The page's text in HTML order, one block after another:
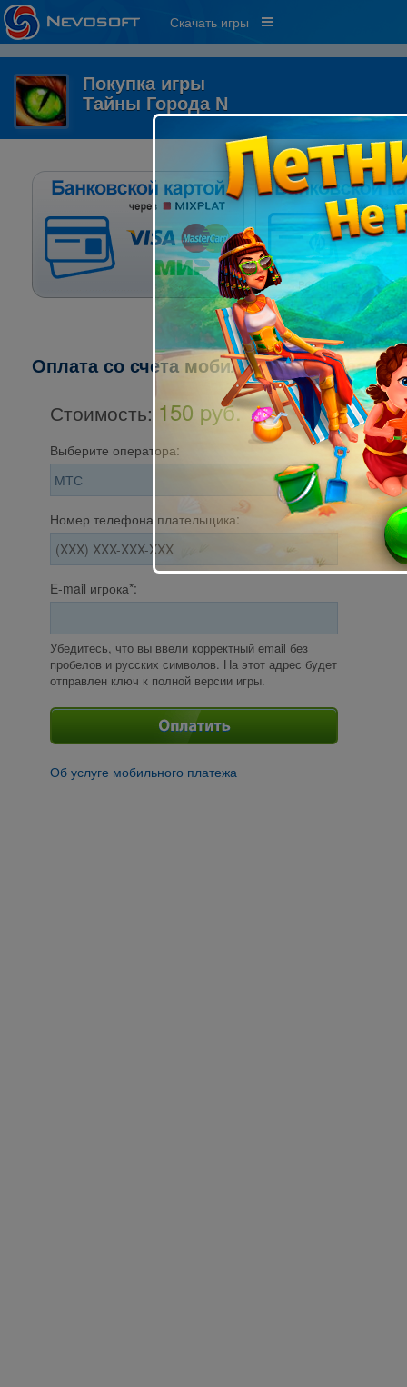
Скачать игры
Покупка игры
Тайны Города N
Оплата со счета мобильного телефона:
Стоимость: 150 pуб.
Выберите оператора:
Номер телефона плательщика:
E-mail игрока*:
Убедитесь, что вы ввели корректный email без
пробелов и русских символов. На этот адрес будет
отправлен ключ к полной версии игры.
Об услуге мобильного платежа